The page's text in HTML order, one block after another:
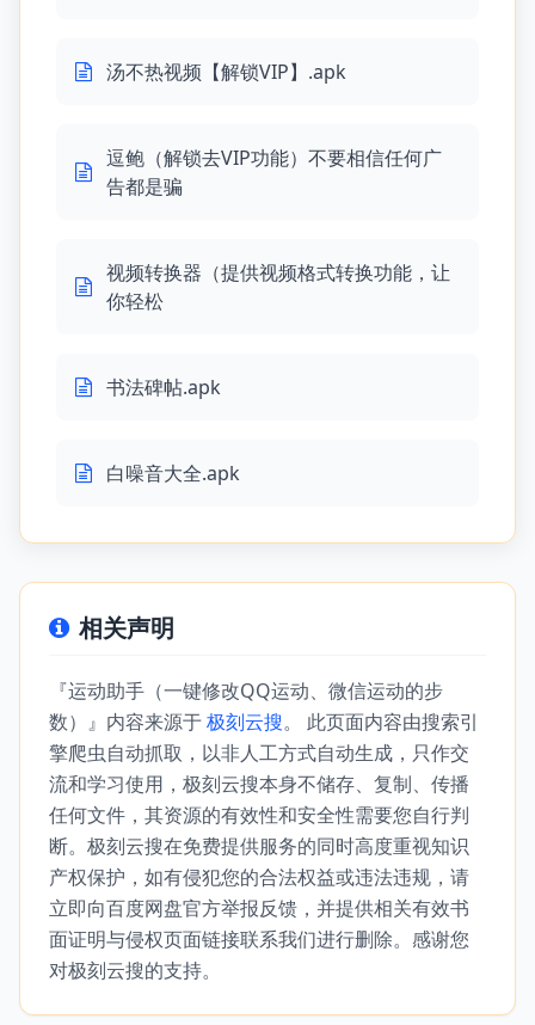
汤不热视频【解锁VIP】.apk
逗鲍（解锁去VIP功能）不要相信任何广
告都是骗
视频转换器（提供视频格式转换功能，让
你轻松
书法碑帖.apk
白噪音大全.apk
相关声明
『运动助手（一键修改QQ运动、微信运动的步
数）』内容来源于极刻云搜。 此页面内容由搜索引
擎爬虫自动抓取，以非人工方式自动生成，只作交
流和学习使用，极刻云搜本身不储存、复制、传播
任何文件，其资源的有效性和安全性需要您自行判
断。极刻云搜在免费提供服务的同时高度重视知识
产权保护，如有侵犯您的合法权益或违法违规，请
立即向百度网盘官方举报反馈，并提供相关有效书
面证明与侵权页面链接联系我们进行删除。感谢您
对极刻云搜的支持。